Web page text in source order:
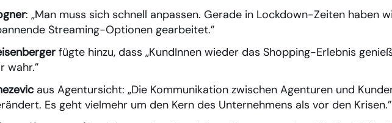
: „Man muss sich schnell anpassen. Gerade in Lockdown-Zeiten haben
Streaming-Optionen gearbeitet.”
fügte hinzu, dass „KundInnen wieder das Shopping-Erlebnis
wahr.”
aus Agentursicht: „Die Kommunikation zwischen Agenturen und
Es geht vielmehr um den Kern des Unternehmens als vor den Krisen.”